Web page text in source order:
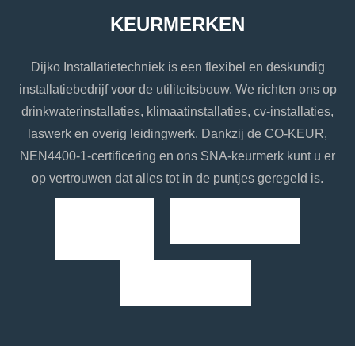
KEURMERKEN
Dijko Installatietechniek is een flexibel en deskundig
installatiebedrijf voor de utiliteitsbouw. We richten ons op
drinkwaterinstallaties, klimaatinstallaties, cv-installaties,
laswerk en overig leidingwerk. Dankzij de CO-KEUR,
NEN4400-1-certificering en ons SNA-keurmerk kunt u er
op vertrouwen dat alles tot in de puntjes geregeld is.